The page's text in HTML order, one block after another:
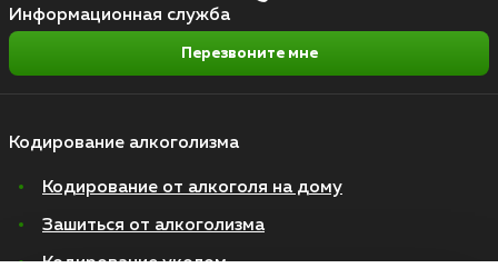
Кодирование алкоголизма
Кодирование от алкоголя на дому
Зашиться от алкоголизма
Кодирование уколом
Информационная служба
Перезвоните мне